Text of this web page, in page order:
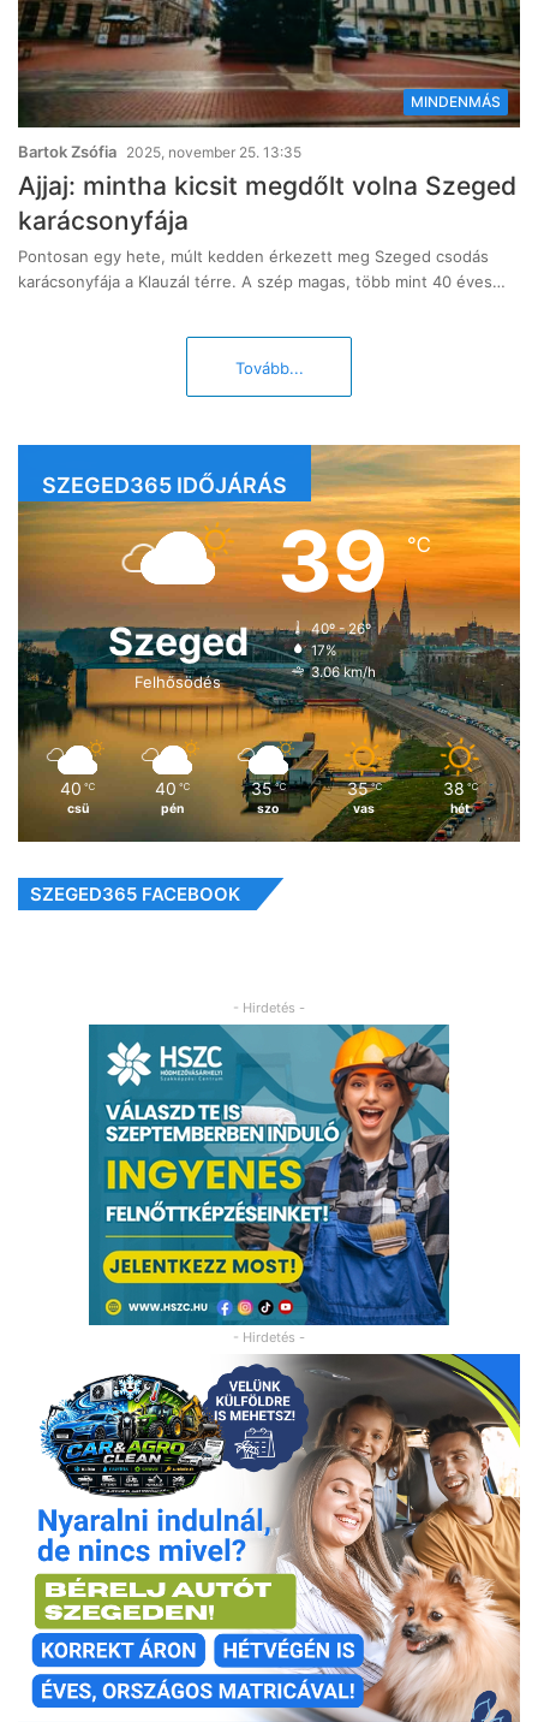
MINDENMÁS
Bartok Zsófia 2025, november 25. 13:35
Ajjaj: mintha kicsit megdőlt volna Szeged
karácsonyfája
Pontosan egy hete, múlt kedden érkezett meg Szeged csodás
karácsonyfája a Klauzál térre. A szép magas, több mint 40 éves…
Tovább...
SZEGED365 IDŐJÁRÁS
Szeged
Felhősödés
39℃
40º - 26º
17%
3.06 km/h
40 ℃
csü
40 ℃
pén
35 ℃
szo
35 ℃
vas
38 ℃
hét
SZEGED365 FACEBOOK
- Hirdetés -
- Hirdetés -